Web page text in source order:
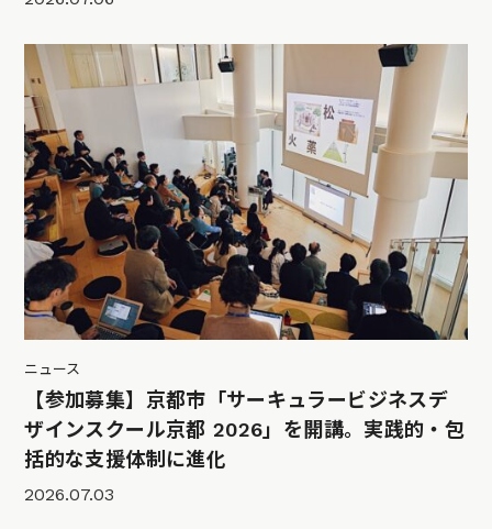
ニュース
【参加募集】京都市「サーキュラービジネスデ
ザインスクール京都 2026」を開講。実践的・包
括的な支援体制に進化
2026.07.03